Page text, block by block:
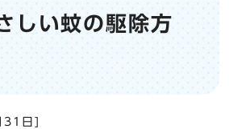
しい蚊の駆除方
日